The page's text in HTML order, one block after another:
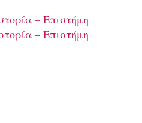
– Επιστήμη
– Επιστήμη